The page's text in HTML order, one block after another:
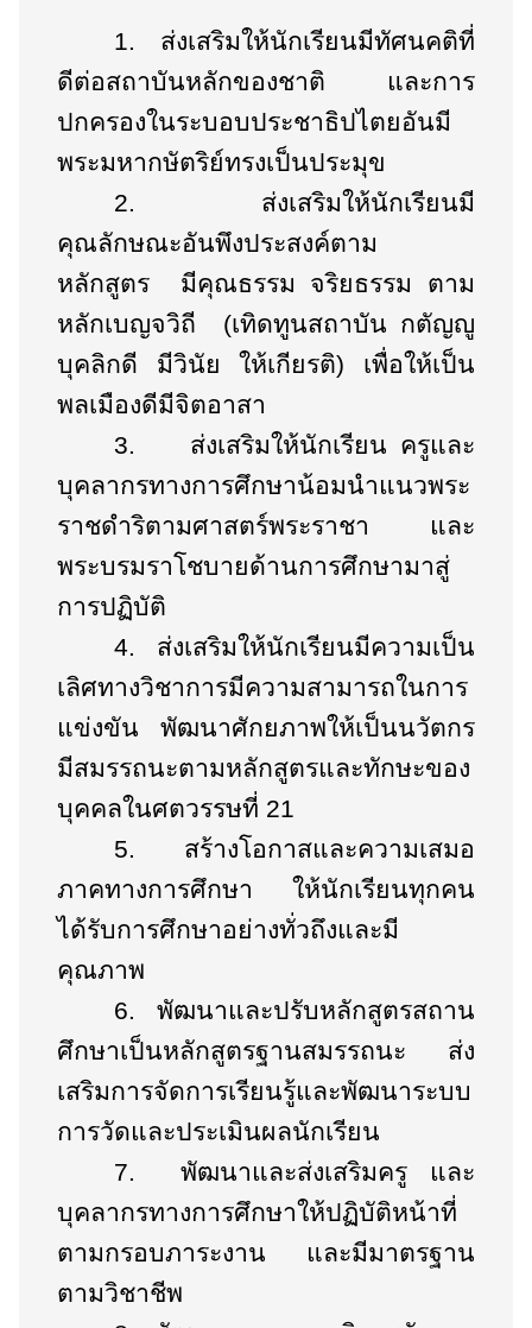
1.
ส่งเสริมให้นักเรียนมีทัศนคติที่
ดีต่อสถาบันหลักของชาติ และการ
ปกครองในระบอบประชาธิปไตยอันมี
พระมหากษัตริย์ทรงเป็นประมุข
2.
ส่งเสริมให้นักเรียนมี
คุณลักษณะอันพึงประสงค์ตาม
หลักสูตร มีคุณธรรม จริยธรรม ตาม
หลักเบญจวิถี (เทิดทูนสถาบัน กตัญญู
บุคลิกดี มีวินัย ให้เกียรติ) เพื่อให้เป็น
พลเมืองดีมีจิตอาสา
3.
ส่งเสริมให้นักเรียน ครูและ
บุคลากรทางการศึกษาน้อมนำแนวพระ
ราชดำริตามศาสตร์พระราชา และ
พระบรมราโชบายด้านการศึกษามาสู่
การปฏิบัติ
4.
ส่งเสริมให้นักเรียนมีความเป็น
เลิศทางวิชาการมีความสามารถในการ
แข่งขัน พัฒนาศักยภาพให้เป็นนวัตกร
มีสมรรถนะตามหลักสูตรและทักษะของ
บุคคลในศตวรรษที่ 21
5.
สร้างโอกาสและความเสมอ
ภาคทางการศึกษา ให้นักเรียนทุกคน
ได้รับการศึกษาอย่างทั่วถึงและมี
คุณภาพ
6.
พัฒนาและปรับหลักสูตรสถาน
ศึกษาเป็นหลักสูตรฐานสมรรถนะ ส่ง
เสริมการจัดการเรียนรู้และพัฒนาระบบ
การวัดและประเมินผลนักเรียน
7.
พัฒนาและส่งเสริมครู และ
บุคลากรทางการศึกษาให้ปฏิบัติหน้าที่
ตามกรอบภาระงาน และมีมาตรฐาน
ตามวิชาชีพ